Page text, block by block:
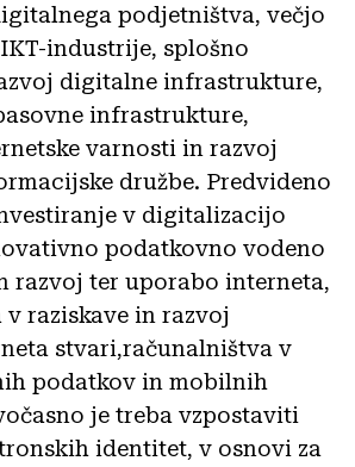
podjetništva, večjo
industrije, splošno
digitalne infrastrukture,
infrastrukture,
varnosti in razvoj
družbe. Predvideno
v digitalizacijo
podatkovno vodeno
razvoj ter uporabo interneta,
raziskave in razvoj
stvari,računalništva v
podatkov in mobilnih
je treba vzpostaviti
identitet, v osnovi za